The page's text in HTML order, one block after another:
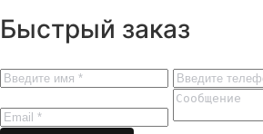
Быстрый заказ